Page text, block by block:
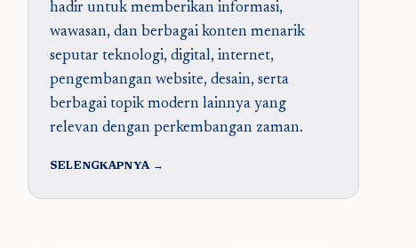
hadir untuk memberikan informasi,
wawasan, dan berbagai konten menarik
seputar teknologi, digital, internet,
pengembangan website, desain, serta
berbagai topik modern lainnya yang
relevan dengan perkembangan zaman.
SELENGKAPNYA →